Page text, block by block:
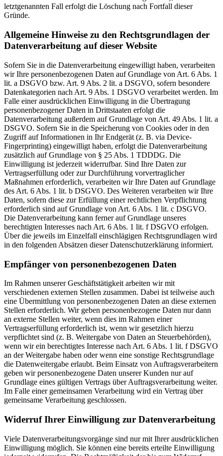
letztgenannten Fall erfolgt die Löschung nach Fortfall dieser
Gründe.
Allgemeine Hinweise zu den Rechtsgrundlagen der
Datenverarbeitung auf dieser Website
Sofern Sie in die Datenverarbeitung eingewilligt haben, verarbeiten
wir Ihre personenbezogenen Daten auf Grundlage von Art. 6 Abs. 1
lit. a DSGVO bzw. Art. 9 Abs. 2 lit. a DSGVO, sofern besondere
Datenkategorien nach Art. 9 Abs. 1 DSGVO verarbeitet werden. Im
Falle einer ausdrücklichen Einwilligung in die Übertragung
personenbezogener Daten in Drittstaaten erfolgt die
Datenverarbeitung außerdem auf Grundlage von Art. 49 Abs. 1 lit. a
DSGVO. Sofern Sie in die Speicherung von Cookies oder in den
Zugriff auf Informationen in Ihr Endgerät (z. B. via Device-
Fingerprinting) eingewilligt haben, erfolgt die Datenverarbeitung
zusätzlich auf Grundlage von § 25 Abs. 1 TDDDG. Die
Einwilligung ist jederzeit widerrufbar. Sind Ihre Daten zur
Vertragserfüllung oder zur Durchführung vorvertraglicher
Maßnahmen erforderlich, verarbeiten wir Ihre Daten auf Grundlage
des Art. 6 Abs. 1 lit. b DSGVO. Des Weiteren verarbeiten wir Ihre
Daten, sofern diese zur Erfüllung einer rechtlichen Verpflichtung
erforderlich sind auf Grundlage von Art. 6 Abs. 1 lit. c DSGVO.
Die Datenverarbeitung kann ferner auf Grundlage unseres
berechtigten Interesses nach Art. 6 Abs. 1 lit. f DSGVO erfolgen.
Über die jeweils im Einzelfall einschlägigen Rechtsgrundlagen wird
in den folgenden Absätzen dieser Datenschutzerklärung informiert.
Empfänger von personenbezogenen Daten
Im Rahmen unserer Geschäftstätigkeit arbeiten wir mit
verschiedenen externen Stellen zusammen. Dabei ist teilweise auch
eine Übermittlung von personenbezogenen Daten an diese externen
Stellen erforderlich. Wir geben personenbezogene Daten nur dann
an externe Stellen weiter, wenn dies im Rahmen einer
Vertragserfüllung erforderlich ist, wenn wir gesetzlich hierzu
verpflichtet sind (z. B. Weitergabe von Daten an Steuerbehörden),
wenn wir ein berechtigtes Interesse nach Art. 6 Abs. 1 lit. f DSGVO
an der Weitergabe haben oder wenn eine sonstige Rechtsgrundlage
die Datenweitergabe erlaubt. Beim Einsatz von Auftragsverarbeitern
geben wir personenbezogene Daten unserer Kunden nur auf
Grundlage eines gültigen Vertrags über Auftragsverarbeitung weiter.
Im Falle einer gemeinsamen Verarbeitung wird ein Vertrag über
gemeinsame Verarbeitung geschlossen.
Widerruf Ihrer Einwilligung zur Datenverarbeitung
Viele Datenverarbeitungsvorgänge sind nur mit Ihrer ausdrücklichen
Einwilligung möglich. Sie können eine bereits erteilte Einwilligung